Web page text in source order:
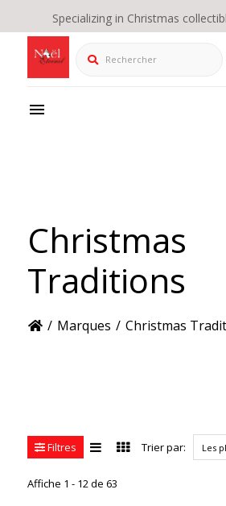
Specializing in Christmas
Rechercher
Christmas
Traditions
/ Marques / Christmas
Filtres
Affiche 1 - 12 de 63
Trier par: Les